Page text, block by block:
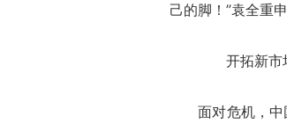
己的脚！”袁全重申
开拓新市场
面对危机，中